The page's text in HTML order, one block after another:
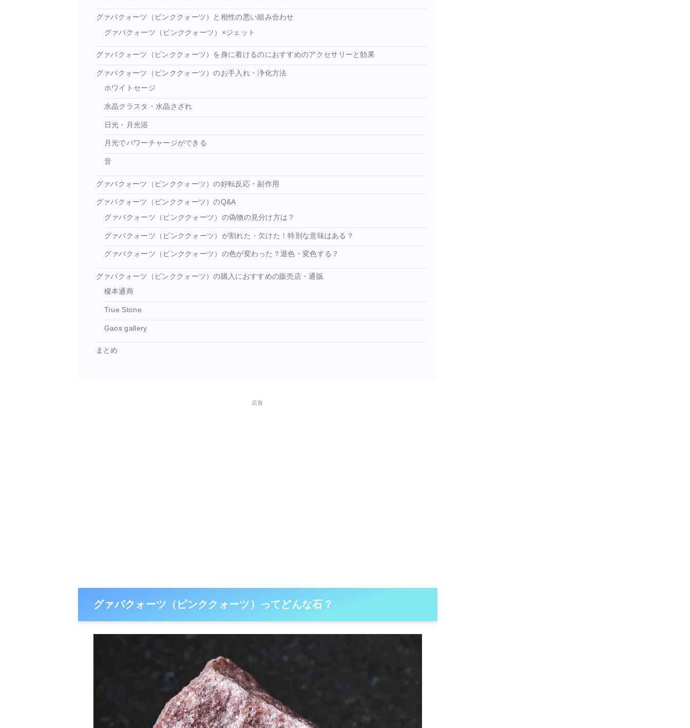
グァバクォーツ（ピンククォーツ）と相性の悪い組み合わせ
グァバクォーツ（ピンククォーツ）×ジェット
グァバクォーツ（ピンククォーツ）を身に着けるのにおすすめのアクセサリーと効果
グァバクォーツ（ピンククォーツ）のお手入れ・浄化方法
ホワイトセージ
水晶クラスタ・水晶さざれ
日光・月光浴
月光でパワーチャージができる
音
グァバクォーツ（ピンククォーツ）の好転反応・副作用
グァバクォーツ（ピンククォーツ）のQ&A
グァバクォーツ（ピンククォーツ）の偽物の見分け方は？
グァバクォーツ（ピンククォーツ）が割れた・欠けた！特別な意味はある？
グァバクォーツ（ピンククォーツ）の色が変わった？退色・変色する？
グァバクォーツ（ピンククォーツ）の購入におすすめの販売店・通販
榎本通商
True Stone
Gaos gallery
まとめ
広告
グァバクォーツ（ピンククォーツ）ってどんな石？